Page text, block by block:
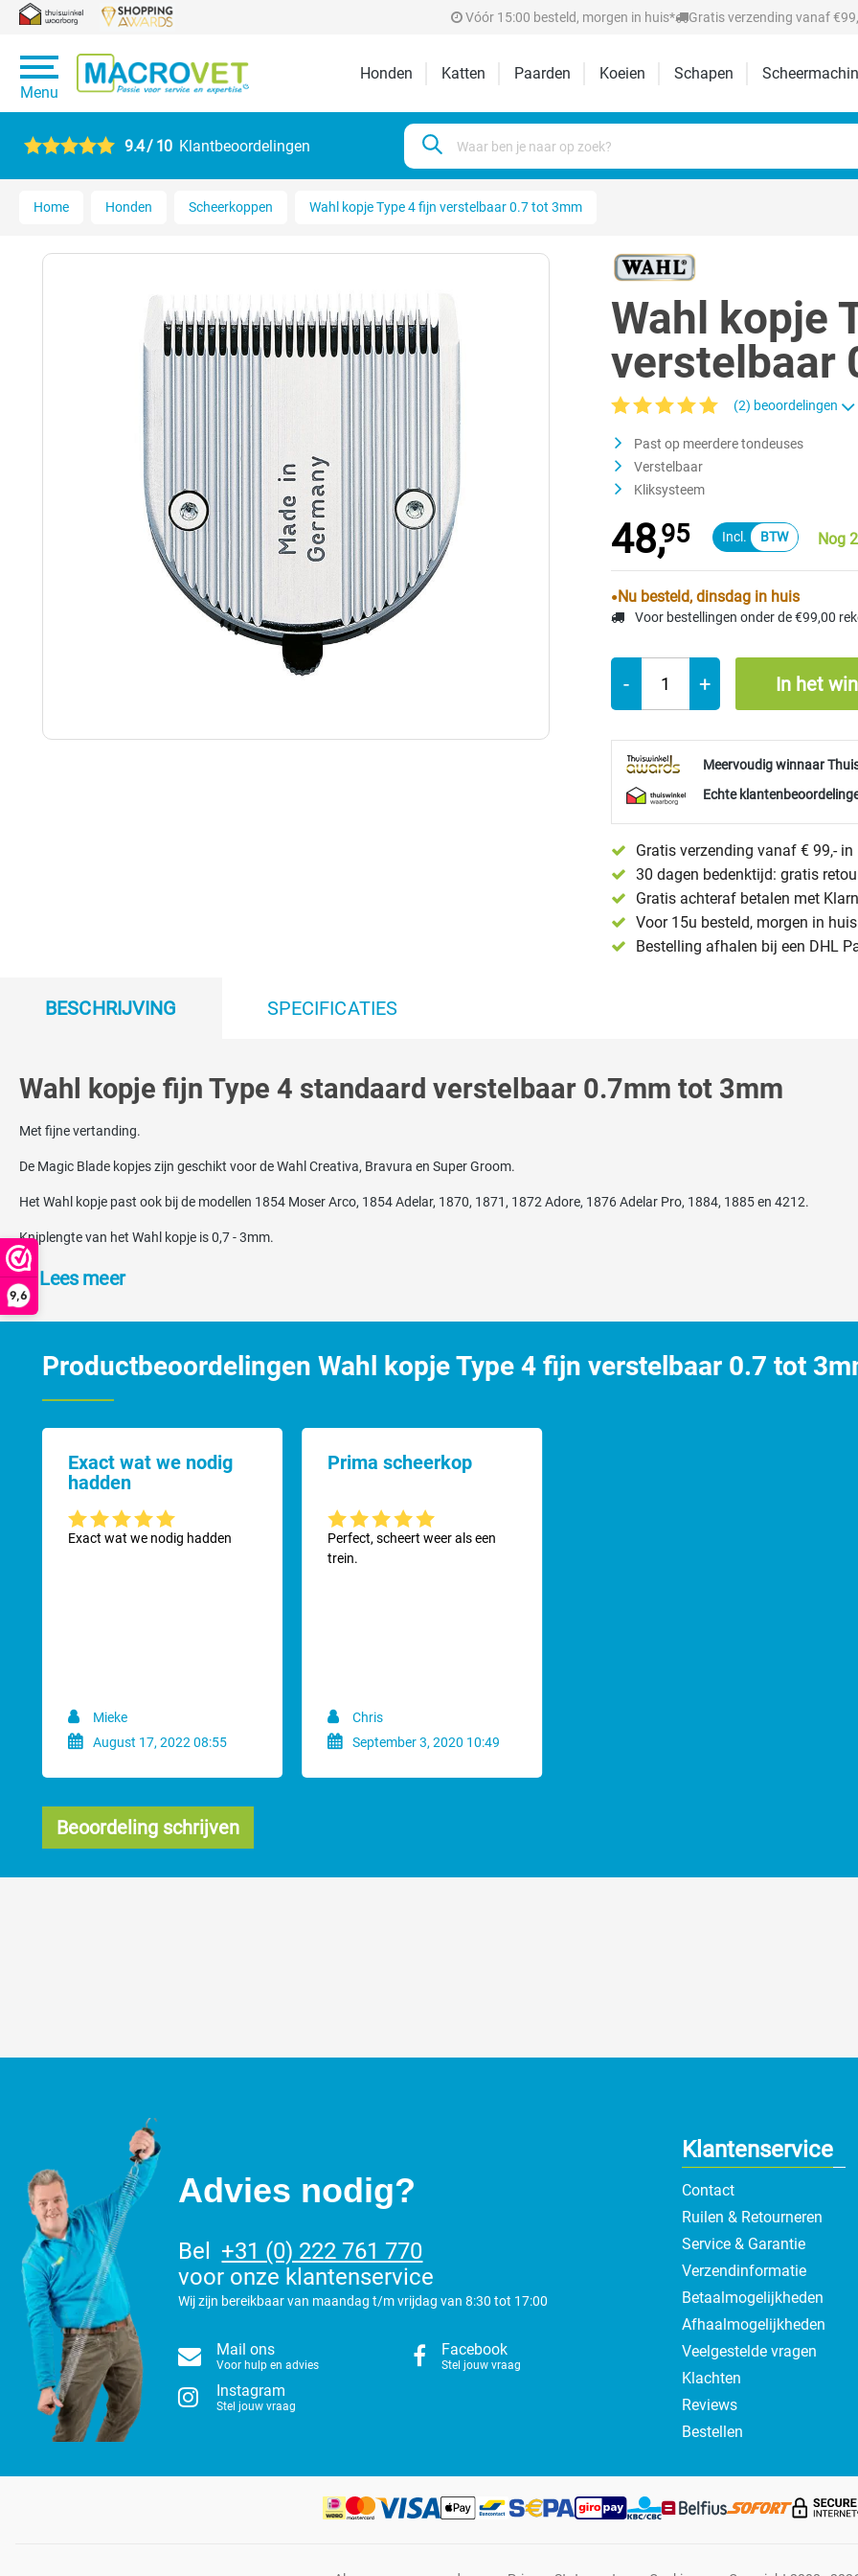
9,6
Vóór 15:00 besteld, morgen in huis* Gratis verzending vanaf
Menu
Honden Katten Paarden Koeien Schapen
9.4 / 10 Klantbeoordelingen
Home Honden Scheerkoppen Wahl kopje Type 4 fijn verstelbaar 0.7 tot 3mm
Wahl kopje
verstelbaar
(2) beoordelingen
Past op meerdere tondeuses
Verstelbaar
Kliksysteem
48,95 Nog
Nu besteld, dinsdag in huis
Voor bestellingen onder de €99,00
- + In het
Meervoudig winnaar
Echte
Gratis verzending vanaf € 99,- in
30 dagen bedenktijd: gratis
Gratis achteraf betalen met
Voor 15u besteld, morgen in
Bestelling afhalen bij een DHL
BESCHRIJVING SPECIFICATIES
Wahl kopje fijn Type 4 standaard verstelbaar 0.7mm tot 3mm
Met fijne vertanding.
De Magic Blade kopjes zijn geschikt voor de Wahl Creativa, Bravura en Super Groom.
Het Wahl kopje past ook bij de modellen 1854 Moser Arco, 1854 Adelar, 1870, 1871, 1872 Adore, 1876 Adelar Pro, 1884, 1885 en 4212.
Kniplengte van het Wahl kopje is 0,7 - 3mm.
3 Verschillende type kopjes leverbaar: Standaard fijn Magic Blade, grof Magic Blade II of fijn Black Diamond.
Passende opzetkammen zijn de Adjusta opzetkammenset
Lees meer
Productbeoordelingen Wahl kopje Type 4 fijn verstelbaar 0.7 tot
Exact wat we nodig
hadden
Gemiddelde waardering van 5 van 5 sterren
Exact wat we nodig hadden
Mieke
August 17, 2022 08:55
Prima scheerkop
Gemiddelde waardering van 5 van 5 sterren
Perfect, scheert weer als een
trein.
Chris
September 3, 2020 10:49
Beoordeling schrijven
Klantenservice
Contact
Ruilen & Retourneren
Service & Garantie
Verzendinformatie
Betaalmogelijkheden
Afhaalmogelijkheden
Veelgestelde vragen
Klachten
Reviews
Bestellen
Advies nodig?
Bel
+31 (0) 222 761 770
voor onze klantenservice
Wij zijn bereikbaar van maandag t/m vrijdag van 8:30 tot 17:00
Mail ons
Voor hulp en advies
Facebook
Stel jouw vraag
Instagram
Stel jouw vraag